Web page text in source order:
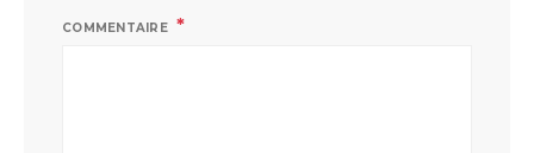
COMMENTAIRE